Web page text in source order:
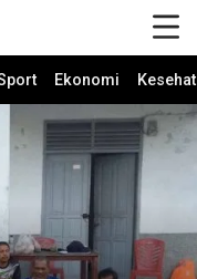
Ekonomi